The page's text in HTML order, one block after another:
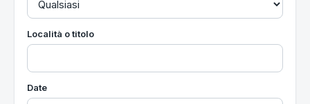
Località o titolo
Date